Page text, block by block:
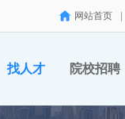
网站首页
找人才 院校招聘